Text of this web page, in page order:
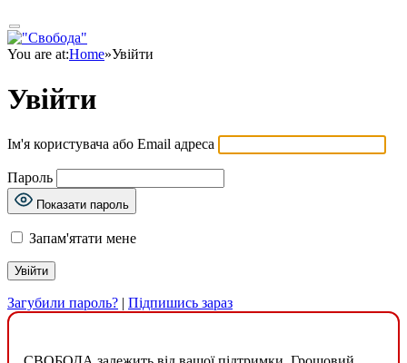
You are at:Home»Увійти
Увійти
Ім'я користувача або Email адреса
Пароль
Показати пароль
Запам'ятати мене
Загубили пароль? | Підпишись зараз